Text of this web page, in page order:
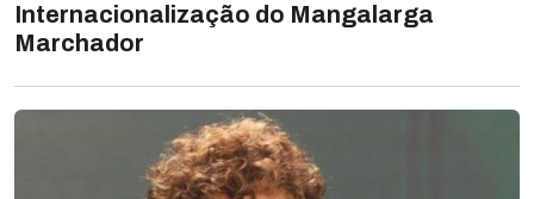
Internacionalização do Mangalarga
Marchador